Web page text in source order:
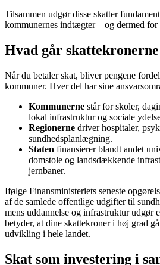
Tilsammen udgør disse skatter
kommunernes indtægter – og dermed
Hvad går
Når du betaler skat, bliver pengene
kommuner. Hver del har sine
Kommunerne står for skoler,
lokal infrastruktur og sociale
Regionerne driver hospitaler,
sundhedsplanlægning.
Staten finansierer blandt andet
domstole og landsdækkende
jernbaner.
Ifølge Finansministeriets seneste
af de samlede offentlige udgifter til
mens uddannelse og infrastruktur udgør
betyder, at dine skattekroner i høj grad
udvikling i hele landet.
Skat som investering i